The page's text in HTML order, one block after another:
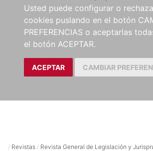
Usted puede configurar o
cookies puslando en el botón
PREFERENCIAS o aceptarlas
el botón ACEPTAR.
ACEPTAR CAMBIAR
/ Revistas / Revista General de Legislación y